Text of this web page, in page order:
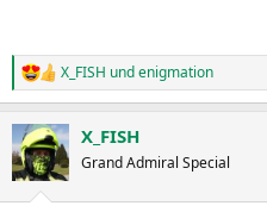
R
e
k
t
i
X_FISH undenigmation
X_FISH
Grand Admiral Special